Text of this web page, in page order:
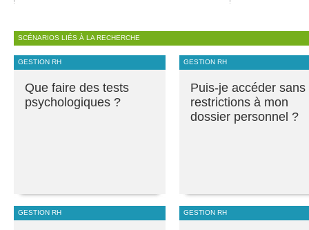
SCÉNARIOS LIÉS À LA RECHERCHE
GESTION RH
Que faire des tests
psychologiques ?
GESTION RH
Puis-je accéder sans
restrictions à mon
dossier personnel ?
GESTION RH GESTION RH